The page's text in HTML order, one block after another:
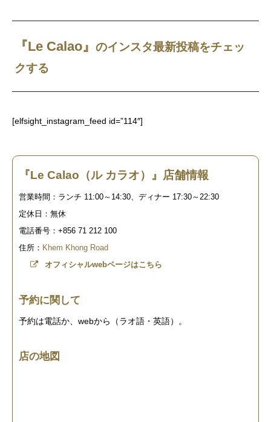
『Le Calao』のインスタ最新投稿をチェッ
クする
[elfsight_instagram_feed id=”114″]
『Le Calao（ル カラオ）』店舗情報
営業時間：ランチ 11:00～14:30、ディナー 17:30～22:30
定休日：無休
電話番号：+856 71 212 100
住所： Khem Khong Road
オフィシャルwebページはこちら
予約に関して
予約は電話か、webから（ラオ語・英語）。
店の地図